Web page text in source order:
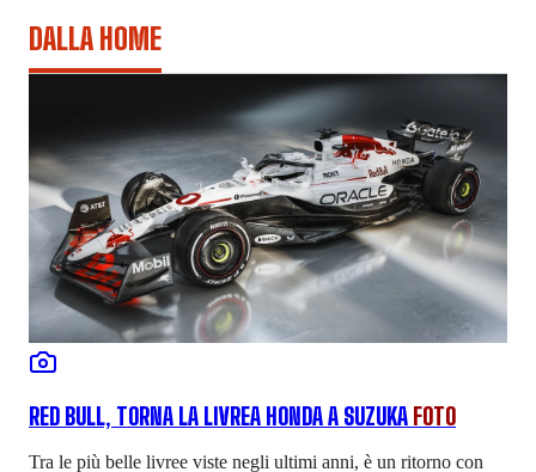
DALLA HOME
RED BULL, TORNA LA LIVREA HONDA A SUZUKA FOTO
Tra le più belle livree viste negli ultimi anni, è un ritorno con